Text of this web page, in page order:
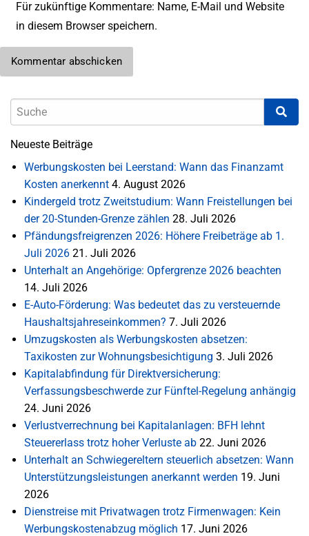
Für zukünftige Kommentare: Name, E-Mail und Website
in diesem Browser speichern.
Neueste Beiträge
Werbungskosten bei Leerstand: Wann das Finanzamt
Kosten anerkennt 4. August 2026
Kindergeld trotz Zweitstudium: Wann Freistellungen bei
der 20-Stunden-Grenze zählen 28. Juli 2026
Pfändungsfreigrenzen 2026: Höhere Freibeträge ab 1.
Juli 2026 21. Juli 2026
Unterhalt an Angehörige: Opfergrenze 2026 beachten
14. Juli 2026
E-Auto-Förderung: Was bedeutet das zu versteuernde
Haushaltsjahreseinkommen? 7. Juli 2026
Umzugskosten als Werbungskosten absetzen:
Taxikosten zur Wohnungsbesichtigung 3. Juli 2026
Kapitalabfindung für Direktversicherung:
Verfassungsbeschwerde zur Fünftel-Regelung anhängig
24. Juni 2026
Verlustverrechnung bei Kapitalanlagen: BFH lehnt
Steuererlass trotz hoher Verluste ab 22. Juni 2026
Unterhalt an Schwiegereltern steuerlich absetzen: Wann
Unterstützungsleistungen anerkannt werden 19. Juni
2026
Dienstreise mit Privatwagen trotz Firmenwagen: Kein
Werbungskostenabzug möglich 17. Juni 2026